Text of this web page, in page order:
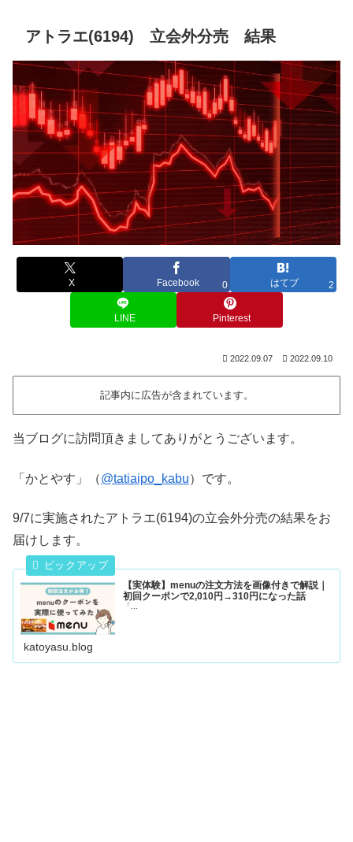
アトラエ(6194) 立会外分売 結果
X Facebook 0 はてブ 2
LINE Pinterest
2022.09.07 2022.09.10
記事内に広告が含まれています。
当ブログに訪問頂きましてありがとうございます。
「かとやす」（@tatiaipo_kabu）です。
9/7に実施されたアトラエ(6194)の立会外分売の結果をお
届けします。
【実体験】menuの注文方法を画像付きで解説｜
初回クーポンで2,010円→310円になった話
「...
katoyasu.blog